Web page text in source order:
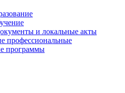
и локальные акты
профессиональные
программы